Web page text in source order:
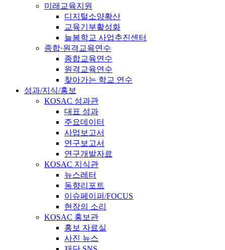
미래교육지원
디지털소양확산
교육기부활성화
늘봄학교 사업추진센터
종합·원격교육연수
종합교육연수
원격교육연수
찾아가는 학교 연수
성과/지식/홍보
KOSAC 성과관
대표 성과
주요데이터
사업보고서
연구보고서
연구개발자료
KOSAC 지식관
뉴스레터
동향리포트
이슈페이퍼/FOCUS
현장의 소리
KOSAC 홍보관
홍보 자료실
사진 뉴스